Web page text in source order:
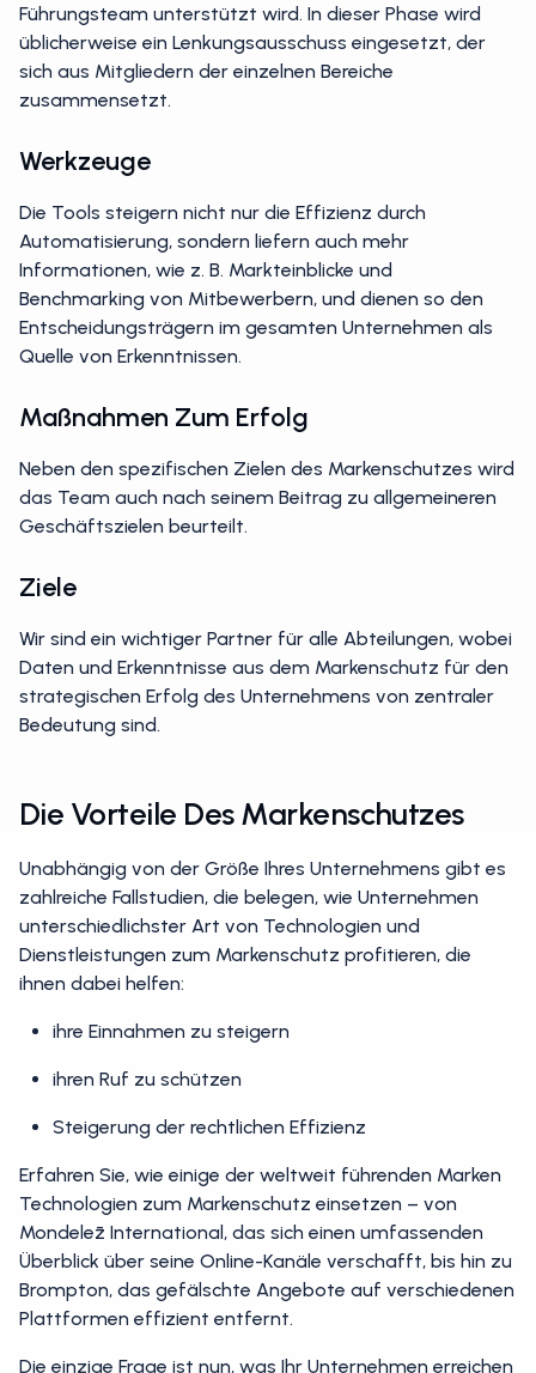
Führungsteam unterstützt wird. In dieser Phase wird
üblicherweise ein Lenkungsausschuss eingesetzt, der
sich aus Mitgliedern der einzelnen Bereiche
Werkzeuge
Die Tools steigern nicht nur die Effizienz durch
Automatisierung, sondern liefern auch mehr
Informationen, wie z. B. Markteinblicke und
Benchmarking von Mitbewerbern, und dienen so den
Entscheidungsträgern im gesamten Unternehmen als
Maßnahmen Zum Erfolg
Neben den spezifischen Zielen des Markenschutzes wird
das Team auch nach seinem Beitrag zu allgemeineren
Ziele
Wir sind ein wichtiger Partner für alle Abteilungen, wobei
Daten und Erkenntnisse aus dem Markenschutz für den
strategischen Erfolg des Unternehmens von zentraler
Bedeutung sind.
Die Vorteile Des Markenschutzes
Unabhängig von der Größe Ihres Unternehmens gibt es
zahlreiche Fallstudien, die belegen, wie Unternehmen
unterschiedlichster Art von Technologien und
Dienstleistungen zum Markenschutz profitieren, die
ihre Einnahmen zu steigern
Steigerung der rechtlichen Effizienz
Erfahren Sie, wie einige der weltweit führenden Marken
Technologien zum Markenschutz einsetzen – von
Mondelēz International, das sich einen umfassenden
Überblick über seine Online-Kanäle verschafft, bis hin zu
Brompton, das gefälschte Angebote auf verschiedenen